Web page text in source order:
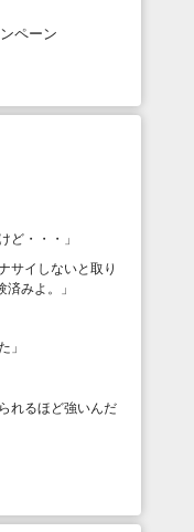
ペーン
ど・・・ 」
サイしないと取り
みよ。
」
」
れるほど強いんだ